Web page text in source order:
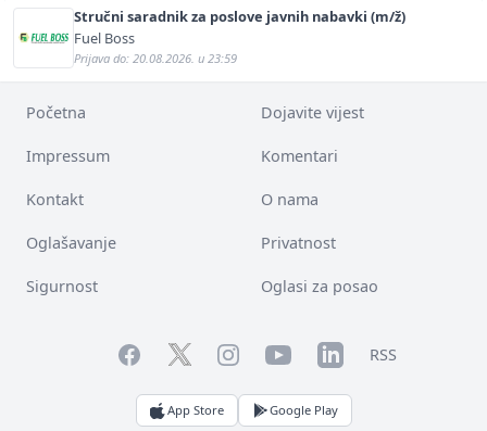
Stručni saradnik za poslove javnih nabavki (m/ž)
Fuel Boss
Prijava do: 20.08.2026. u 23:59
Početna Dojavite vijest
Impressum Komentari
Kontakt O nama
Oglašavanje Privatnost
Sigurnost Oglasi za posao
FacebookTwitterInstagramYouTubeLinkedInRSS
App Store Google Play